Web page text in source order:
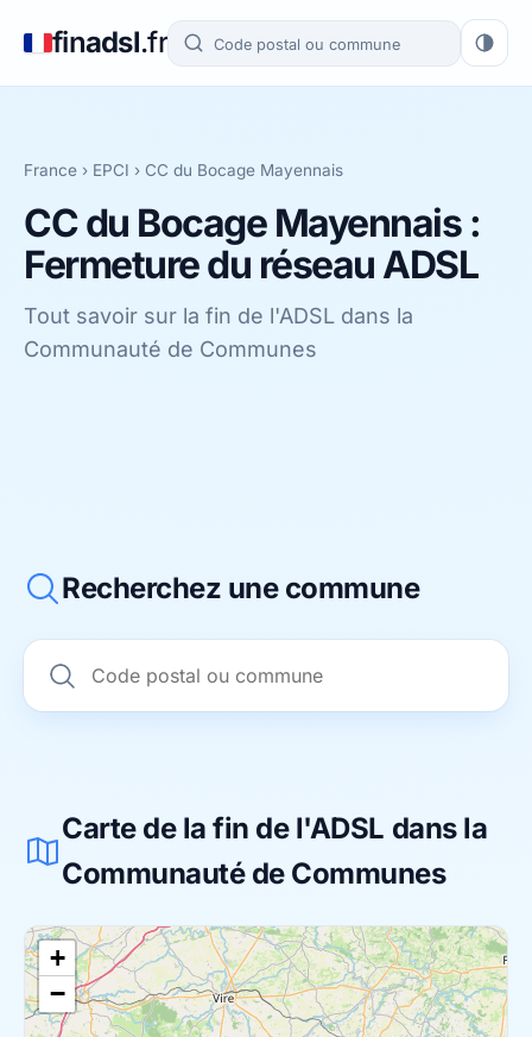
finadsl.fr
France › EPCI › CC du Bocage Mayennais
CC du Bocage Mayennais :
Fermeture du réseau ADSL
Tout savoir sur la fin de l'ADSL dans la
Communauté de Communes
Recherchez une commune
Carte de la fin de l'ADSL dans la
Communauté de Communes
+
−